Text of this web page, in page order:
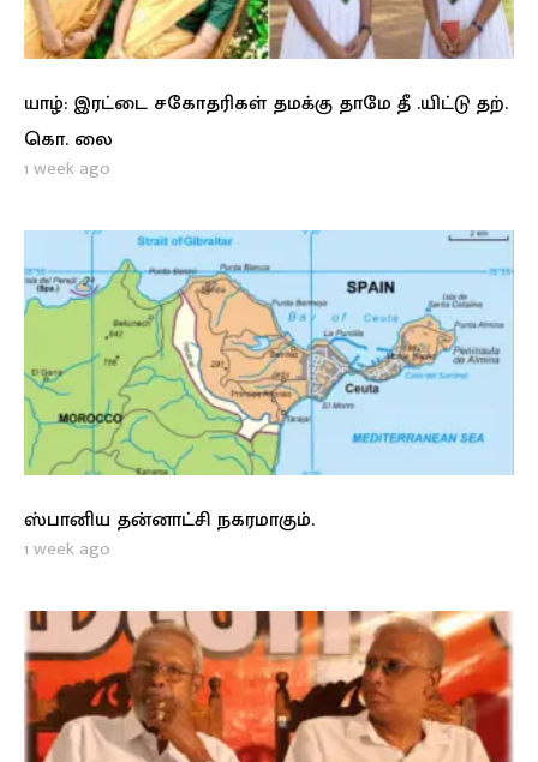
யாழ்: இரட்டை சகோதரிகள் தமக்கு தாமே தீ .யிட்டு தற்.
கொ. லை
1 week ago
ஸ்பானிய தன்னாட்சி நகரமாகும்.
1 week ago